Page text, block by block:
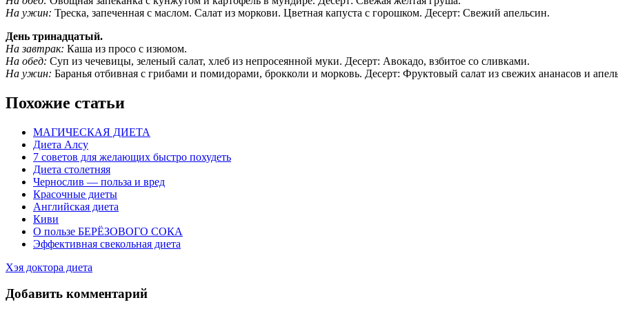
На ужин: Треска, запеченная с маслом. Салат из моркови. Цветная капуста с горошком. Десерт: Свежий апельсин.
День тринадцатый.
На завтрак: Каша из просо с изюмом.
На обед: Суп из чечевицы, зеленый салат, хлеб из непросеянной муки. Десерт: Авокадо, взбитое со сливками.
На ужин: Баранья отбивная с грибами и помидорами, брокколи и морковь. Десерт: Фруктовый салат из свежих ананасов и
Похожие статьи
МАГИЧЕСКАЯ ДИЕТА
Диета Алсу
7 советов для желающих быстро похудеть
Диета столетняя
Чернослив — польза и вред
Красочные диеты
Английская диета
Киви
О пользе БЕРЁЗОВОГО СОКА
Эффективная свекольная диета
Хэя доктора диета
Добавить комментарий